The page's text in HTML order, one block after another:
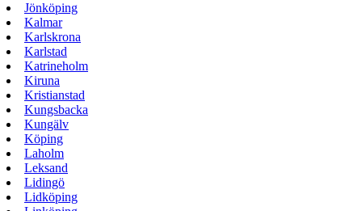
Jönköping
Kalmar
Karlskrona
Karlstad
Katrineholm
Kiruna
Kristianstad
Kungsbacka
Kungälv
Köping
Laholm
Leksand
Lidingö
Lidköping